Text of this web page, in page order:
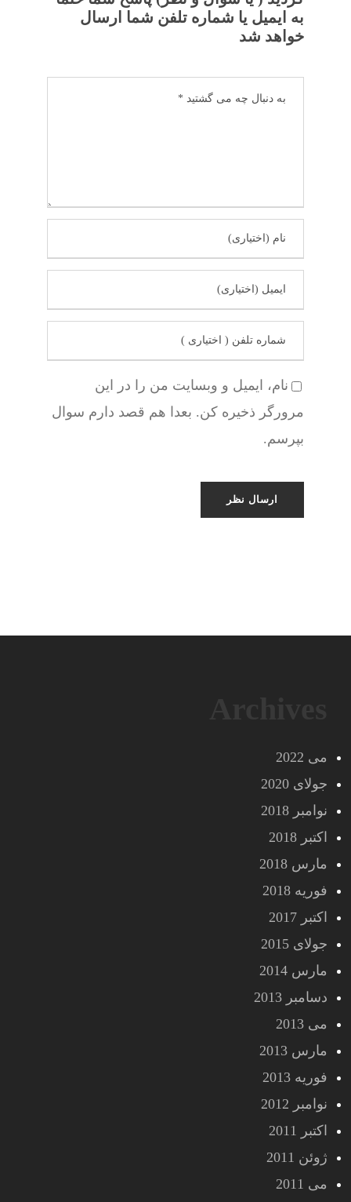
به ایمیل یا شماره تلفن شما ارسال
خواهد شد
نام، ایمیل و وبسایت من را در این
مرورگر ذخیره کن. بعدا هم قصد دارم سوال
بپرسم.
می 2022
جولای 2020
نوامبر 2018
اکتبر 2018
مارس 2018
فوریه 2018
اکتبر 2017
جولای 2015
مارس 2014
دسامبر 2013
می 2013
مارس 2013
فوریه 2013
نوامبر 2012
اکتبر 2011
ژوئن 2011
می 2011